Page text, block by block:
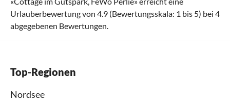
Urlauberbewertung von 4.9 (Bewertungsskala: 1 bis 5) bei 4
abgegebenen Bewertungen.
Top-Regionen
Nordsee